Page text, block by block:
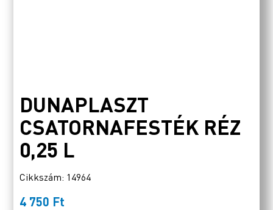
DUNAPLASZT
CSATORNAFESTÉK RÉZ
0,25 L
Cikkszám: 14964
4 750 Ft